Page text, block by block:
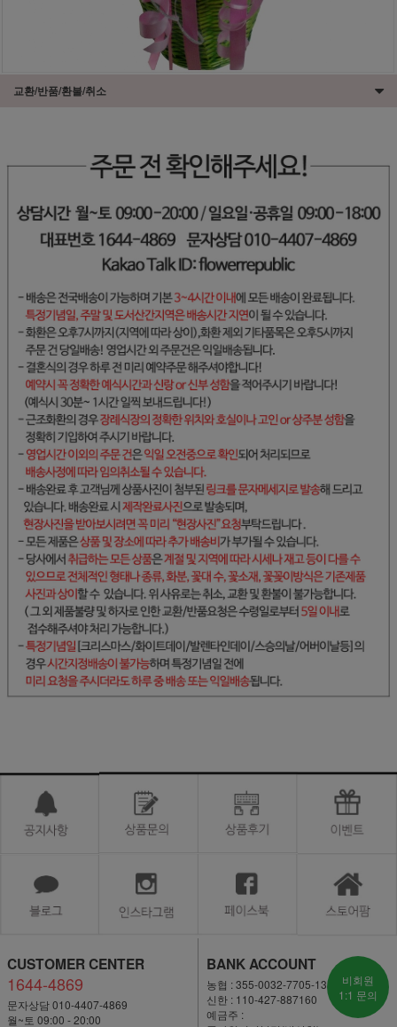
교환/반품/환불/취소
CUSTOMER CENTER
1644-4869
문자상담 010-4407-4869
월~토 09:00 - 20:00
BANK ACCOUNT
농협 : 355-0032-7705-13
신한 : 110-427-887160
예금주 :
비회원
1:1 문의